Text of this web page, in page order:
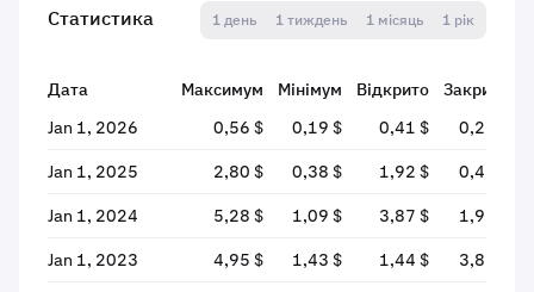
Статистика 1 день 1 тиждень 1 місяць 1 рік
Дата Максимум Мінімум Відкрито
Закрито
Jan 1, 2026
0,56 $ 0,19 $ 0,41 $ 0,22 $
Jan 1, 2025 2,80 $ 0,38 $ 1,92 $ 0,41 $
Jan 1, 2024 5,28 $ 1,09 $ 3,87 $ 1,91 $
Jan 1, 2023 4,95 $ 1,43 $ 1,44 $ 3,86 $